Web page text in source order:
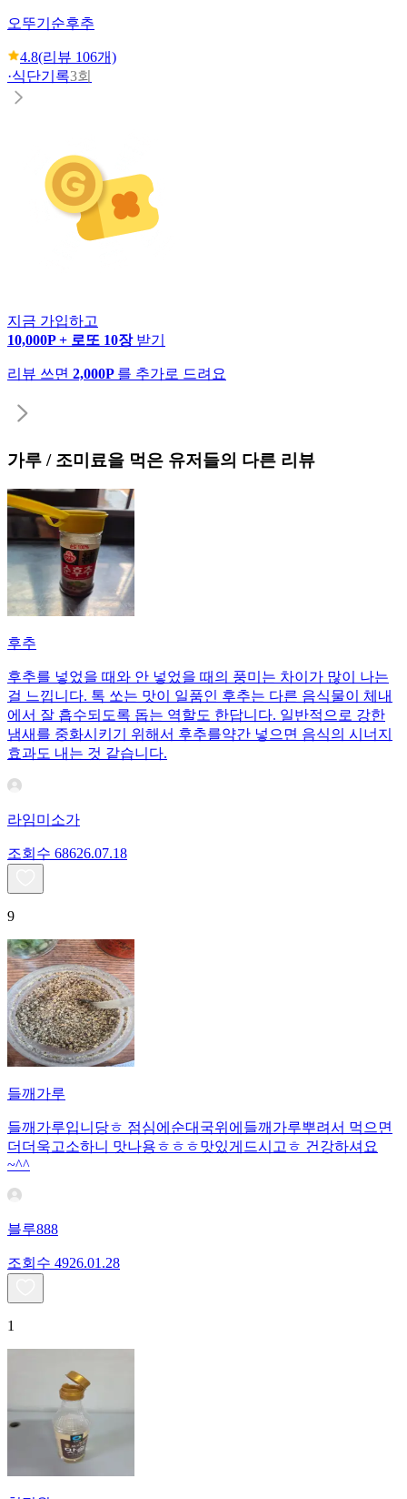
오뚜기 순후추
4.8(리뷰 106개)
·식단기록3회
지금 가입하고
10,000P + 로또 10장 받기
리뷰 쓰면 2,000P 를 추가로 드려요
가루 / 조미료을 먹은 유저들의 다른 리뷰
후추
후추를 넣었을 때와 안 넣었을 때의 풍미는 차이가 많이 나는
걸 느낍니다. 톡 쏘는 맛이 일품인 후추는 다른 음식물이 체내
에서 잘 흡수되도록 돕는 역할도 한답니다. 일반적으로 강한
냄새를 중화시키기 위해서 후추를약간 넣으면 음식의 시너지
효과도 내는 것 같습니다.
라임미소가
조회수 68626.07.18
9
들깨가루
들깨가루입니당ㅎ 점심에순대국위에들깨가루뿌려서 먹으면
더더욱고소하니 맛나용ㅎㅎㅎ맛있게드시고ㅎ 건강하셔요
~^^
블루888
조회수 4926.01.28
1